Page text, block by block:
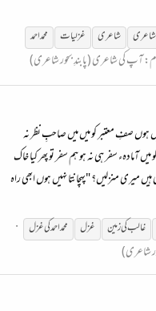
شاعری شاعری غزلیات محمداحمد
آپ کی شاعری (پابندِ بحور شاعری)
ہوں صفِ معتبر کو میں میں صاحبِ نظر نہ
آمادہء سفر ہی نہ ہو ہم سفر تو پھر کیا خاک
میری منزلیں؟ "پہچانتا نہیں ہوں ابھی راہ
غالبکیزمین غزل محمداحمدکیغزل
شاعری)